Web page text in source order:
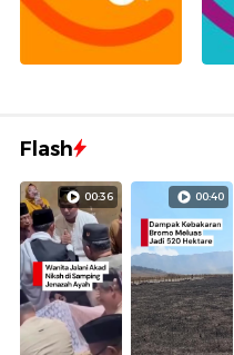
Flash
00:36 00:40